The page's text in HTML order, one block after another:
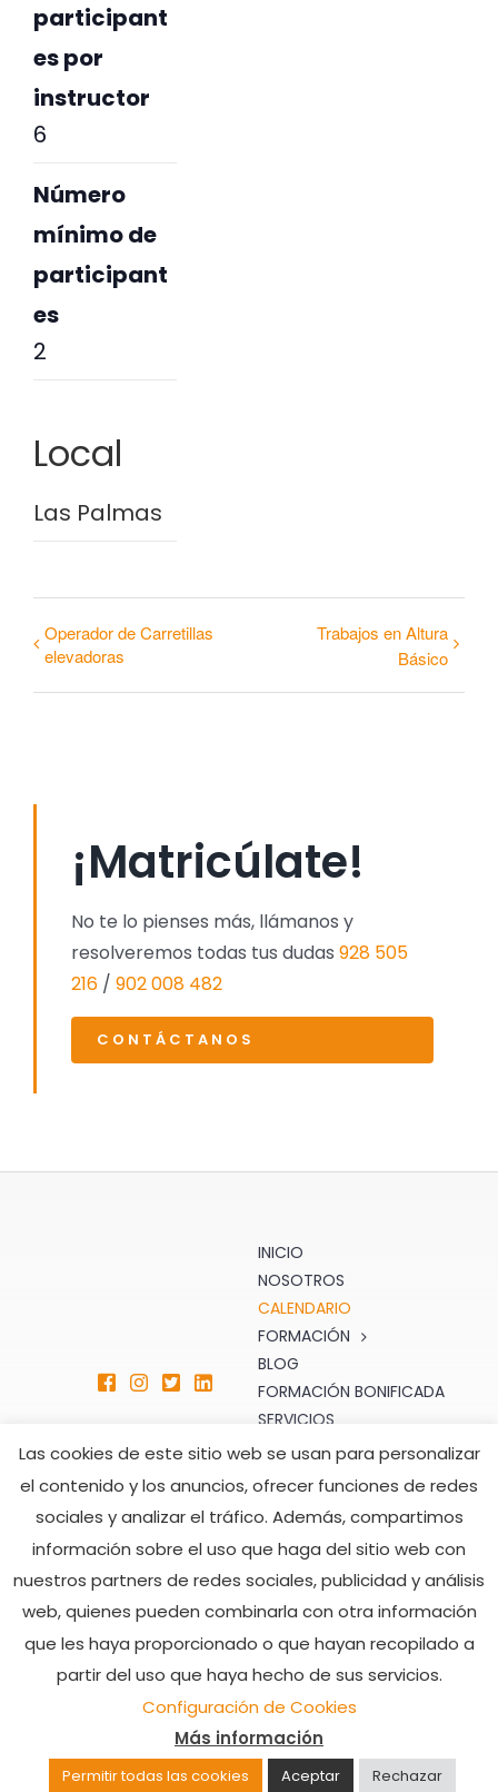
participant
es por
instructor
6
Número
mínimo de
participant
es
2
Local
Las Palmas
Operador de Carretillas
elevadoras
Trabajos en Altura
Básico
¡Matricúlate!
No te lo pienses más, llámanos y
resolveremos todas tus dudas 928 505
216/ 902 008 482
CONTÁCTANOS
INICIO
NOSOTROS
CALENDARIO
FORMACIÓN
BLOG
FORMACIÓN BONIFICADA
SERVICIOS
TIENDA
CONTACTO
ATENCIÓN AL CLIENTE
formacion@seprom.es
902 008 482
928 505 216
HORARIO DE ATENCIÓN
TELEFÓNICA
Lunes a Viernes
De 7:00h a 15:00h
© SEPROM 2022 |Aviso legal y política de privacidad
Política de cookies
| Web desarrollada por
Las cookies de este sitio web se usan para personalizar
el contenido y los anuncios, ofrecer funciones de redes
sociales y analizar el tráfico. Además, compartimos
información sobre el uso que haga del sitio web con
nuestros partners de redes sociales, publicidad y análisis
web, quienes pueden combinarla con otra información
que les haya proporcionado o que hayan recopilado a
partir del uso que haya hecho de sus servicios.
Configuración de Cookies
Más información
Permitir todas las cookies Aceptar Rechazar